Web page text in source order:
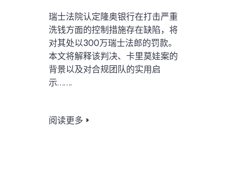
瑞士法院认定隆奥银行在打击严重
洗钱方面的控制措施存在缺陷，将
对其处以300万瑞士法郎的罚款。
本文将解释该判决、卡里莫娃案的
背景以及对合规团队的实用启
示…….
阅读更多